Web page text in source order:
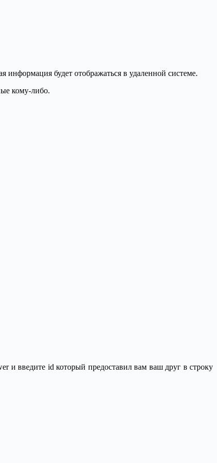
информация будет отображаться в удаленной системе.
кому-либо.
и введите id который предоставил вам ваш друг в строку